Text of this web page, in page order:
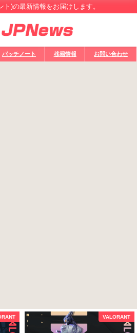
ト)の最新情報をお届けします。
パッチノート 移籍情報 お問い合わせ
VALORANT